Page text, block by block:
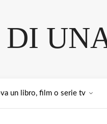
un libro, film o serie tv